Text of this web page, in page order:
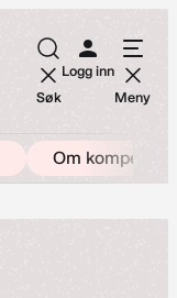
Søk
Logg inn
Meny
Om